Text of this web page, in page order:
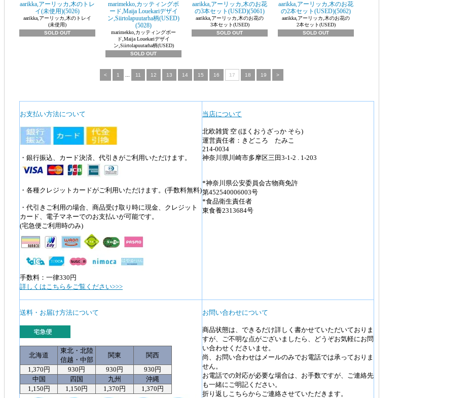
aarikka,アーリッカ,木のトレ
イ(未使用)(5026)
aarikka,アーリッカ,木のトレイ
(未使用)
SOLD OUT
marimekko,カッティングボ
ード,Maija Louekariデザイ
ン,Siirtolapuutarha柄(USED)
(5028)
marimekko,カッティングボー
ド,Maija Louekariデザイ
ン,Siirtolapuutarha柄(USED)
SOLD OUT
aarikka,アーリッカ,木のお花
の3本セット(USED)(5061)
aarikka,アーリッカ,木のお花の
3本セット(USED)
SOLD OUT
aarikka,アーリッカ,木のお花
の2本セット(USED)(5062)
aarikka,アーリッカ,木のお花の
2本セット(USED)
SOLD OUT
< 1 11 12 13 14 15 16 17 18 19 >
お支払い方法について
・銀行振込、カード決済、代引きがご利用いただけます。
・各種クレジットカードがご利用いただけます。(手数料無料)
・代引きご利用の場合、商品受け取り時に現金、クレジット
カード、電子マネーでのお支払いが可能です。
(宅急便ご利用時のみ)
手数料：一律330円
詳しくはこちらをご覧ください>>>
当店について
北欧雑貨 空 (ほくおうざっか そら)
運営責任者：きどころ たみこ
214-0034
神奈川県川崎市多摩区三田3-1-2 . 1-203
*神奈川県公安委員会古物商免許
第452540006003号
*食品衛生責任者
東食養2313684号
送料・お届け方法について
北海道
東北・北陸
信越・中部
関東
関西
1,370円
930円 930円
930円
中国
四国 九州
沖縄
1,150円
1,150円 1,370円 1,370円
お問い合わせについて
商品状態は、できるだけ詳しく書かせていただいておりま
すが、ご不明な点がございましたら、どうぞお気軽にお問
い合わせくださいませ。
尚、お問い合わせはメールのみでお電話では承っておりま
せん。
お電話での対応が必要な場合は、お手数ですが、ご連絡先
も一緒にご明記ください。
折り返しこちらからご連絡させていただきます。